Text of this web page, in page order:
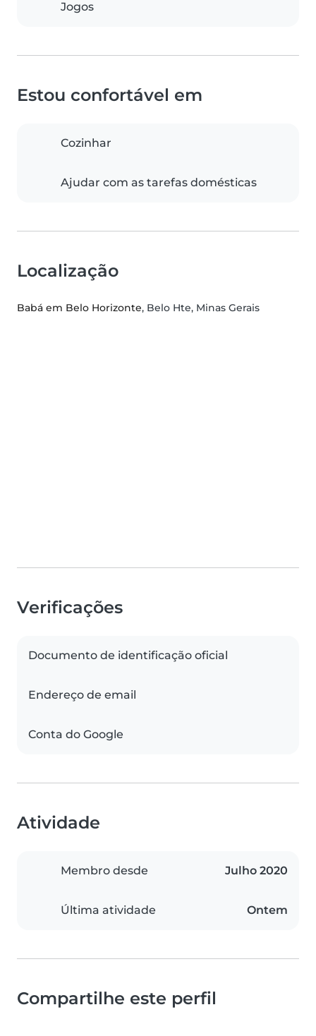
Jogos
Estou confortável em
Cozinhar
Ajudar com as tarefas domésticas
Localização
Babá em Belo Horizonte, Belo Hte, Minas Gerais
Verificações
Documento de identificação oficial
Endereço de email
Conta do Google
Atividade
Membro desde Julho 2020
Última atividade Ontem
Compartilhe este perfil